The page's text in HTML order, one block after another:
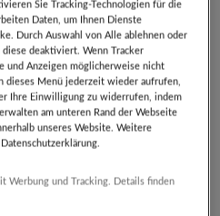
Haarwurzel ist für das
und das ist spürbar – es
grenzt sich das Team
klar von “schmerzfreier“
keine guten und
Wissenschaftlichkeit &
an erster Stelle!
Sie Tracking-Technologien für die
Daten, um Ihnen Dienste
Durch Auswahl von Alle ablehnen oder
deaktiviert. Wenn Tracker
und Anzeigen möglicherweise nicht
dieses Menü jederzeit wieder aufrufen,
Ihre Einwilligung zu widerrufen, indem
am unteren Rand der Webseite
unseres Website. Weitere
Werbung und Tracking. Details finden